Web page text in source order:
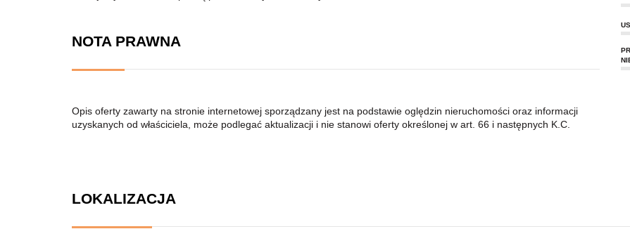
NOTA PRAWNA
Opis oferty zawarty na stronie internetowej sporządzany jest na podstawie oględzin nieruchomości oraz informacji
uzyskanych od właściciela, może podlegać aktualizacji i nie stanowi oferty określonej w art. 66 i następnych K.C.
LOKALIZACJA